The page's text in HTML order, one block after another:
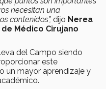
necesitan una
contenidos”, dijo Nerea
Médico Cirujano
del Campo siendo
este
un mayor aprendizaje y